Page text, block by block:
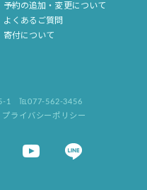
予約の追加・変更について
よくあるご質問
寄付について
1
℡077-562-3456
プライバシーポリシー